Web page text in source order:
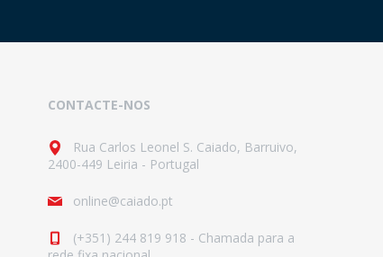
CONTACTE-NOS
Rua Carlos Leonel S. Caiado, Barruivo,
2400-449 Leiria - Portugal
online@caiado.pt
(+351) 244 819 918 - Chamada para a